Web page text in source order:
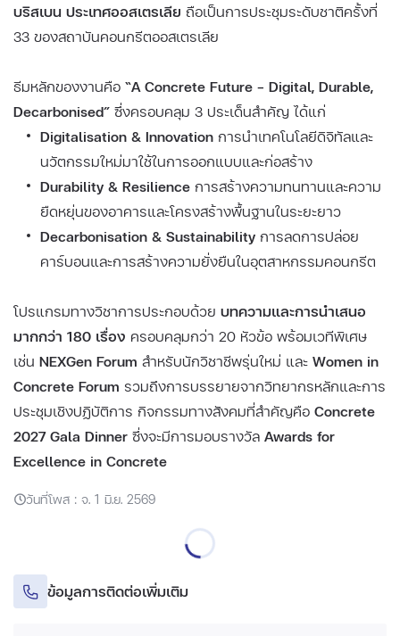
บริสเบน ประเทศออสเตรเลีย ถือเป็นการประชุมระดับชาติครั้งที่
33 ของสถาบันคอนกรีตออสเตรเลีย
ธีมหลักของงานคือ “A Concrete Future – Digital, Durable,
Decarbonised” ซึ่งครอบคลุม 3 ประเด็นสำคัญ ได้แก่
Digitalisation & Innovation การนำเทคโนโลยีดิจิทัลและ
นวัตกรรมใหม่มาใช้ในการออกแบบและก่อสร้าง
Durability & Resilience การสร้างความทนทานและความ
ยืดหยุ่นของอาคารและโครงสร้างพื้นฐานในระยะยาว
Decarbonisation & Sustainability การลดการปล่อย
คาร์บอนและการสร้างความยั่งยืนในอุตสาหกรรมคอนกรีต
โปรแกรมทางวิชาการประกอบด้วย บทความและการนำเสนอ
มากกว่า 180 เรื่อง ครอบคลุมกว่า 20 หัวข้อ พร้อมเวทีพิเศษ
เช่น NEXGen Forum สำหรับนักวิชาชีพรุ่นใหม่ และ Women in
Concrete Forum รวมถึงการบรรยายจากวิทยากรหลักและการ
ประชุมเชิงปฏิบัติการ กิจกรรมทางสังคมที่สำคัญคือ Concrete
2027 Gala Dinner ซึ่งจะมีการมอบรางวัล Awards for
Excellence in Concrete
วันที่โพส : จ. 1 มิ.ย. 2569
ข้อมูลการติดต่อเพิ่มเติม